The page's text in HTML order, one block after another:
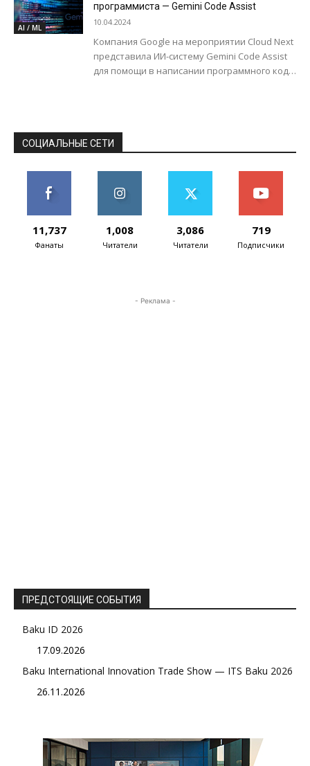
Представители TikTok сообщили изданию
TechCrunch,...
AI / ML
программиста — Gemini Code Assist
10.04.2024
Компания Google на мероприятии Cloud Next
представила ИИ-систему Gemini Code Assist
для помощи в написании программного кода
СОЦИАЛЬНЫЕ СЕТИ
11,737
Фанаты
1,008
Читатели
3,086
Читатели
719
Подписчики
- Реклама -
ПРЕДСТОЯЩИЕ СОБЫТИЯ
Baku ID 2026
17.09.2026
Baku International Innovation Trade Show — ITS Baku 2026
26.11.2026